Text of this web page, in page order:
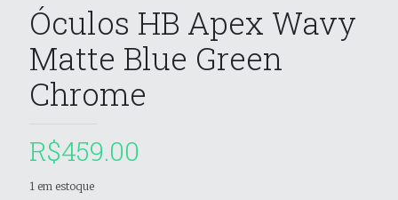
Óculos HB Apex Wavy
Matte Blue Green
Chrome
R$459.00
1 em estoque